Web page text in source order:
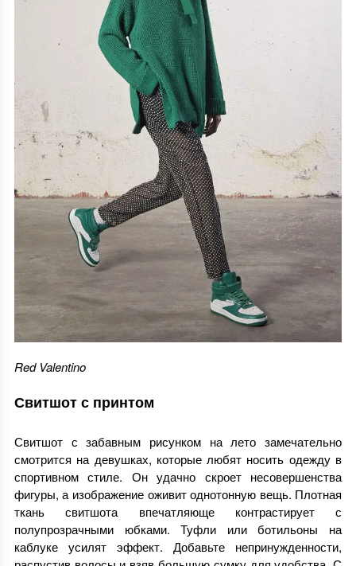
Red Valentino
Свитшот с принтом
Свитшот с забавным рисунком на лето замечательно
смотрится на девушках, которые любят носить одежду в
спортивном стиле. Он удачно скроет несовершенства
фигуры, а изображение оживит однотонную вещь. Плотная
ткань свитшота впечатляюще контрастирует с
полупрозрачными юбками. Туфли или ботильоны на
каблуке усилят эффект. Добавьте непринужденности,